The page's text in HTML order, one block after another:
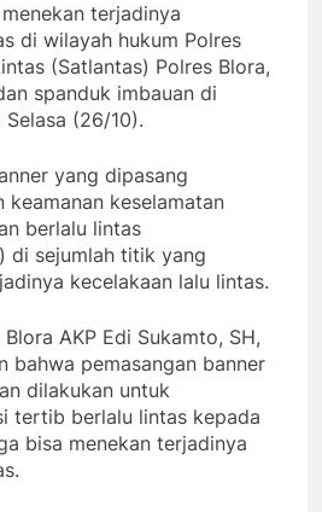
terjadinya
di wilayah hukum Polres
(Satlantas) Polres Blora,
spanduk imbauan di
(26/10).
yang dipasang
keamanan keselamatan
berlalu lintas
di sejumlah titik yang
kecelakaan lalu lintas.
AKP Edi Sukamto, SH,
bahwa pemasangan banner
dilakukan untuk
tertib berlalu lintas kepada
bisa menekan terjadinya